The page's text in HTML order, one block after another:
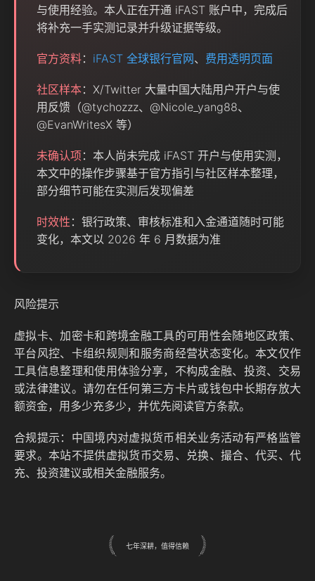
与使用经验。本人正在开通 iFAST 账户中，完成后
将补充一手实测记录并升级证据等级。
官方资料： iFAST 全球银行官网、 费用透明页面
社区样本：X/Twitter 大量中国大陆用户开户与使
用反馈（@tychozzz、@Nicole_yang88、
@EvanWritesX 等）
未确认项：本人尚未完成 iFAST 开户与使用实测，
本文中的操作步骤基于官方指引与社区样本整理，
部分细节可能在实测后发现偏差
时效性 ：银行政策、审核标准和入金通道随时可能
变化，本文以 2026 年 6 月数据为准
风险提示
虚拟卡、加密卡和跨境金融工具的可用性会随地区政策、
平台风控、卡组织规则和服务商经营状态变化。本文仅作
工具信息整理和使用体验分享，不构成金融、投资、交易
或法律建议。请勿在任何第三方卡片或钱包中长期存放大
额资金，用多少充多少，并优先阅读官方条款。
合规提示：中国境内对虚拟货币相关业务活动有严格监管
要求。本站不提供虚拟货币交易、兑换、撮合、代买、代
充、投资建议或相关金融服务。
七年深耕，值得信赖